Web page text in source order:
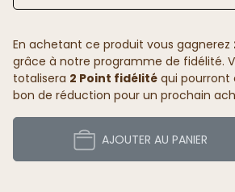
En achetant ce produit vous gagnerez
grâce à notre programme de fidélité.
totalisera 2 Point fidélité qui pourront
bon de réduction pour un prochain
AJOUTER AU PANIER